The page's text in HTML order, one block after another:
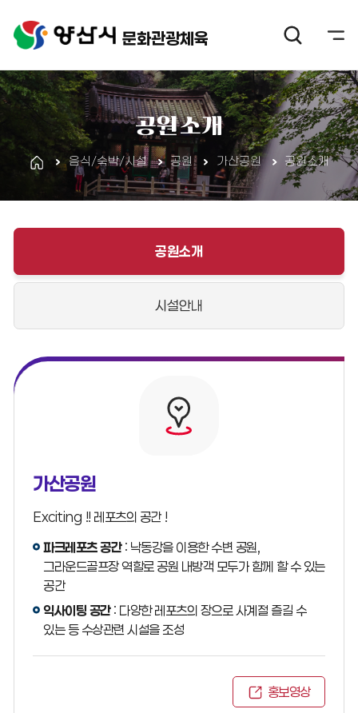
문화관광체육
공원소개
음식/숙박/시설 공원 가산공원 공원소개
공원소개
시설안내
가산공원
Exciting !! 레포츠의 공간 !
파크레포츠 공간: 낙동강을 이용한 수변 공원,
그라운드골프장 역할로 공원 내방객 모두가 함께 할 수 있는
공간
익사이팅 공간: 다양한 레포츠의 장으로 사계절 즐길 수
있는 등 수상관련 시설을 조성
홍보영상